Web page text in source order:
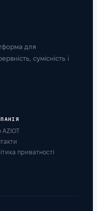
для
сумісність і
AZIOT
приватності